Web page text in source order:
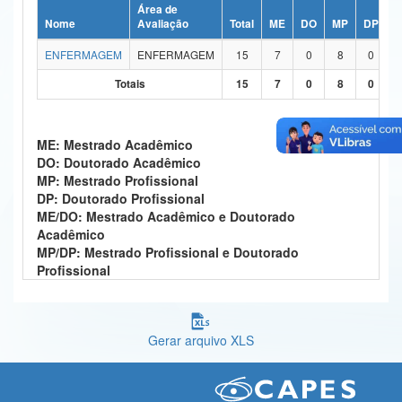
Ministério da Ciência, Tecnologia, Inovações e Comunicações
Ministério do Meio Ambiente
Controladoria-Geral da União
Ministério da Mulher, da Família e dos Direitos Humanos
Secretaria-Geral
Secretaria de Governo
Nome
Área de
Avaliação
Total ME DO MP DP
ENFERMAGEM
ENFERMAGEM 15 7 0 8
0
Totais
15 7 0 8 0
ME: Mestrado Acadêmico
DO: Doutorado Acadêmico
MP: Mestrado Profissional
DP: Doutorado Profissional
ME/DO: Mestrado Acadêmico e Doutorado
Acadêmico
MP/DP: Mestrado Profissional e Doutorado
Profissional
Gerar arquivo XLS